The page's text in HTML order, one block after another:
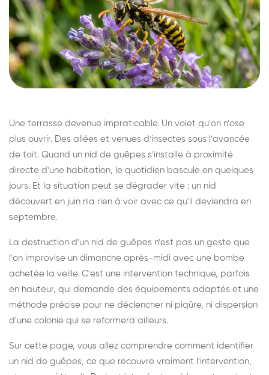
Une terrasse devenue impraticable. Un volet qu'on n'ose
plus ouvrir. Des allées et venues d'insectes sous l'avancée
de toit. Quand un nid de guêpes s'installe à proximité
directe d'une habitation, le quotidien bascule en quelques
jours. Et la situation peut se dégrader vite : un nid
découvert en juin n'a rien à voir avec ce qu'il deviendra en
septembre.
La destruction d'un nid de guêpes n'est pas un geste que
l'on improvise un dimanche après-midi avec une bombe
achetée la veille. C'est une intervention technique, parfois
en hauteur, qui demande des équipements adaptés et une
méthode précise pour ne déclencher ni piqûre, ni dispersion
d'une colonie qui se reformera ailleurs.
Sur cette page, vous allez comprendre comment identifier
un nid de guêpes, ce que recouvre vraiment l'intervention,